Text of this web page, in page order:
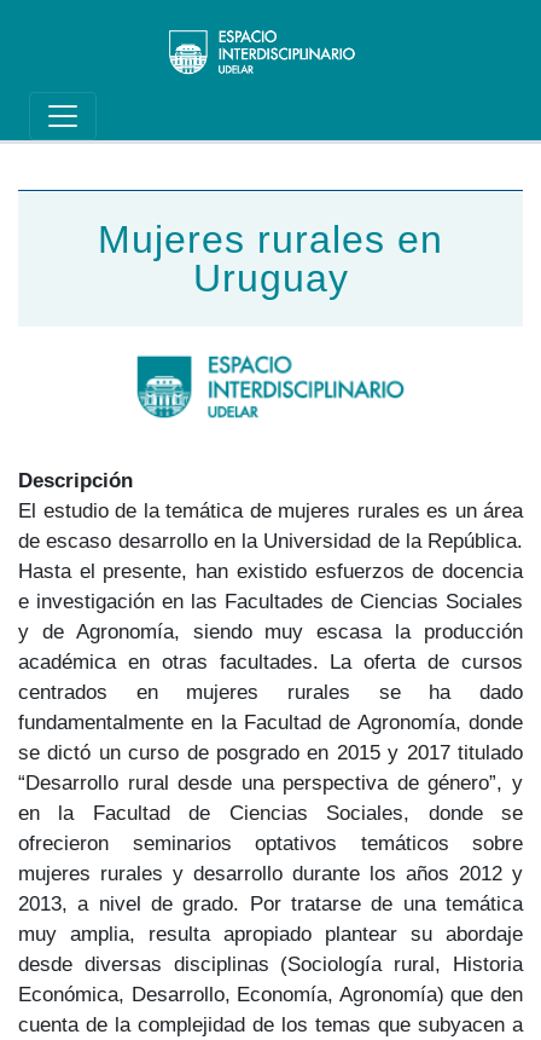
Main navigation
Mujeres rurales en
Uruguay
Descripción
El estudio de la temática de mujeres rurales es un área
de escaso desarrollo en la Universidad de la República.
Hasta el presente, han existido esfuerzos de docencia
e investigación en las Facultades de Ciencias Sociales
y de Agronomía, siendo muy escasa la producción
académica en otras facultades. La oferta de cursos
centrados en mujeres rurales se ha dado
fundamentalmente en la Facultad de Agronomía, donde
se dictó un curso de posgrado en 2015 y 2017 titulado
“Desarrollo rural desde una perspectiva de género”, y
en la Facultad de Ciencias Sociales, donde se
ofrecieron seminarios optativos temáticos sobre
mujeres rurales y desarrollo durante los años 2012 y
2013, a nivel de grado. Por tratarse de una temática
muy amplia, resulta apropiado plantear su abordaje
desde diversas disciplinas (Sociología rural, Historia
Económica, Desarrollo, Economía, Agronomía) que den
cuenta de la complejidad de los temas que subyacen a